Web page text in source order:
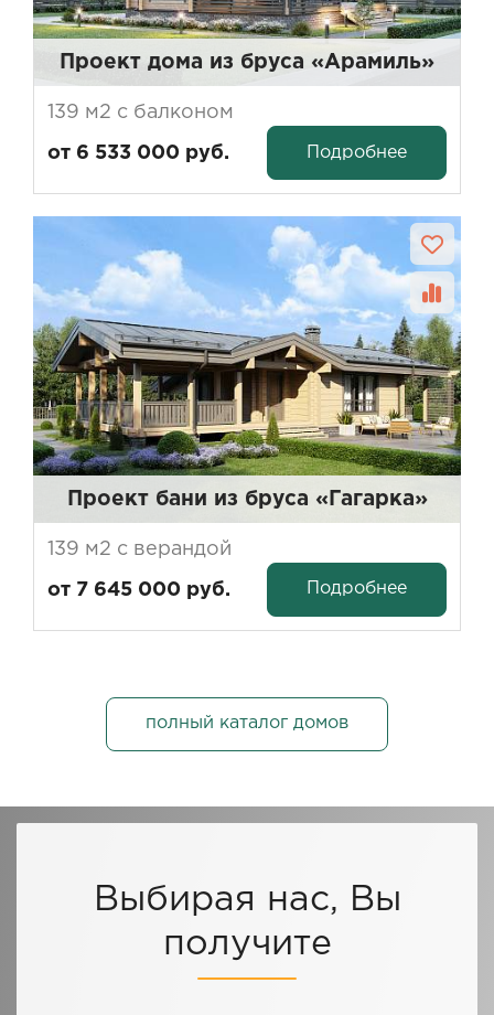
Проект дома из бруса «Арамиль»
139 м2 с балконом
от 6 533 000 руб. Подробнее
Проект бани из бруса «Гагарка»
139 м2 с верандой
от 7 645 000 руб. Подробнее
полный каталог домов
Выбирая нас, Вы
получите